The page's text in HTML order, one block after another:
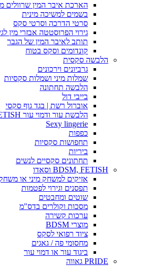
הארכת איבר המין שרוולים
בשמים למשיכה מינית
סרטי הדרכה וסרטי סקס
גירוי הפרוסטטה אבזרי מין
תותב לאיבר המין של הגבר
קונדומים וסקס בטוח
הלבשה סקסית
גרביונים וירכונים
שמלות מיני ושמלות סקסיות
הלבשה תחתונה
בייבי דול
אוברול רשת | בגד גוף סקסי
הלבשת עור ודמוי עור FETISH
Sexy lingerie
כפפות
תחפושות סקסיות
ביריות
תחתונים סקסיים לנשים
BDSM, FETISH וסאדו
אזיקים למשחק מיני או
תפסנים וגירוי לפטמות
שוטים ומחבטים
מסכות וקולרים בדס"מ
ערכות קשירה
מוצרי BDSM
ציוד רפואי לסקס
מחסומי פה / גאגים
ביגוד עור או דמוי עור
PRIDE גאווה